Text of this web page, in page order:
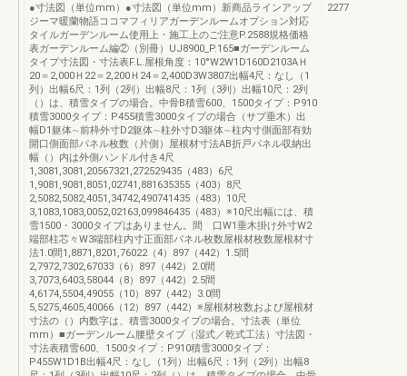
●寸法図（単位mm）●寸法図（単位mm）新商品ラインアップ
ジーマ暖蘭物語ココマフィリアガーデンルームオプション対応
タイルガーデンルーム使用上・施工上のご注意P.2588規格価格
表ガーデンルーム編②（別冊）UJ8900_P.165■ガーデンルーム
タイプ寸法図・寸法表F.L.屋根角度：10°W2W1D160D2103AＨ
20＝2,000Ｈ22＝2,200Ｈ24＝2,400D3W3807出幅4尺：なし（1
列）出幅6尺：1列（2列）出幅8尺：1列（3列）出幅10尺：2列
（）は、積雪タイプの場合。中骨B積雪600、1500タイプ：P910
積雪3000タイプ：P455積雪3000タイプの場合（サブ垂木）出
幅D1躯体∼前枠外寸D2躯体∼柱外寸D3躯体∼柱内寸側面部有効
開口側面部パネル枚数（片側）屋根材寸法AB折戸パネル収納出
幅（）内は外側ハンドル付き4尺
1,3081,3081,20567321,272529435（483）6尺
1,9081,9081,8051,02741,881635355（403）8尺
2,5082,5082,4051,34742,490741435（483）10尺
3,1083,1083,0052,02163,099846435（483）※10尺出幅には、積
雪1500・3000タイプはありません。間 口W1垂木掛け外寸W2
端部柱芯々W3端部柱内寸正面部パネル枚数屋根材枚数屋根材寸
法1.0間1,8871,8201,76022（4）897（442）1.5間
2,7972,7302,67033（6）897（442）2.0間
3,7073,6403,58044（8）897（442）2.5間
4,6174,5504,49055（10）897（442）3.0間
5,5275,4605,40066（12）897（442）※屋根材枚数および屋根材
寸法の（）内数字は、積雪3000タイプの場合。寸法表（単位
mm）■ガーデンルーム腰壁タイプ（湿式／乾式工法）寸法図・
寸法表積雪600、1500タイプ：P910積雪3000タイプ：
P455W1D1B出幅4尺：なし（1列）出幅6尺：1列（2列）出幅8
2277